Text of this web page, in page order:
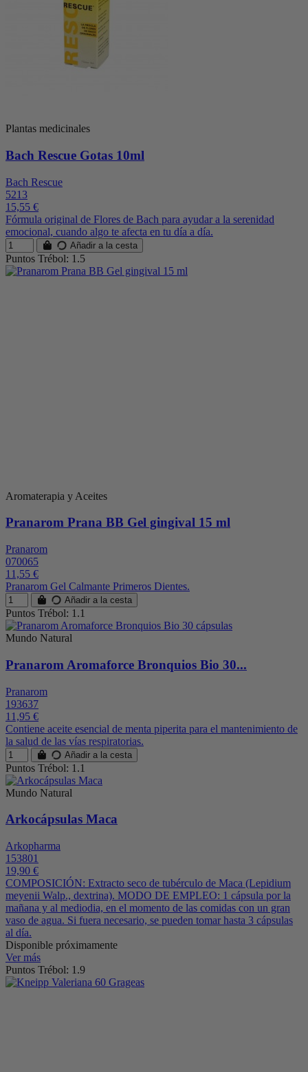
Plantas medicinales
Bach Rescue Gotas 10ml
Bach Rescue
5213
15,55 €
Fórmula original de Flores de Bach para ayudar a la serenidad
emocional, cuando algo te afecta en tu día a día.
Añadir a la cesta
Puntos Trébol: 1.5
Aromaterapia y Aceites
Pranarom Prana BB Gel gingival 15 ml
Pranarom
070065
11,55 €
Pranarom Gel Calmante Primeros Dientes.
Añadir a la cesta
Puntos Trébol: 1.1
Mundo Natural
Pranarom Aromaforce Bronquios Bio 30...
Pranarom
193637
11,95 €
Contiene aceite esencial de menta piperita para el mantenimiento de
la salud de las vías respiratorias.
Añadir a la cesta
Puntos Trébol: 1.1
Mundo Natural
Arkocápsulas Maca
Arkopharma
153801
19,90 €
COMPOSICIÓN: Extracto seco de tubérculo de Maca (Lepidium
meyenii Walp., dextrina). MODO DE EMPLEO: 1 cápsula por la
mañana y al mediodia, en el momento de las comidas con un gran
vaso de agua. Si fuera necesario, se pueden tomar hasta 3 cápsulas
al día.
Disponible próximamente
Ver más
Puntos Trébol: 1.9